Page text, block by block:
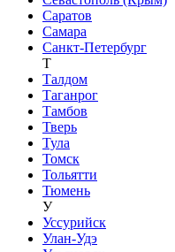
Саратов
Самара
Санкт-Петербург
Т
Талдом
Таганрог
Тамбов
Тверь
Тула
Томск
Тольятти
Тюмень
У
Уссурийск
Улан-Удэ